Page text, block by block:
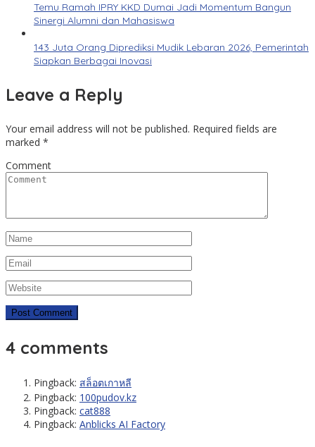
Temu Ramah IPRY KKD Dumai Jadi Momentum Bangun
Sinergi Alumni dan Mahasiswa
143 Juta Orang Diprediksi Mudik Lebaran 2026, Pemerintah
Siapkan Berbagai Inovasi
Leave a Reply
Your email address will not be published. Required fields are
marked *
Comment
4 comments
Pingback: สล็อตเกาหลี
Pingback: 100pudov.kz
Pingback: cat888
Pingback: Anblicks AI Factory